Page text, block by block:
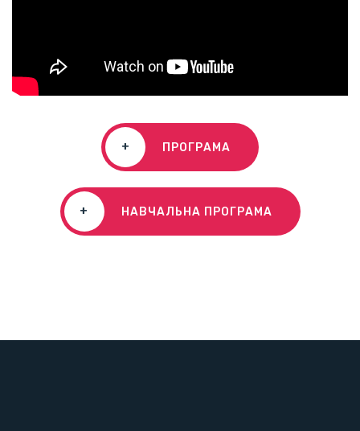
+ ПРОГРАМА
+ НАВЧАЛЬНА ПРОГРАМА